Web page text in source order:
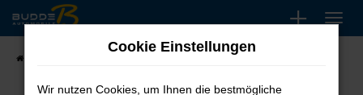
Zum
Hauptinhalt
springen
CUPRA Ateca kaufen, leasen oder finanzieren
Cookie Einstellungen
Wir nutzen Cookies, um Ihnen die bestmögliche